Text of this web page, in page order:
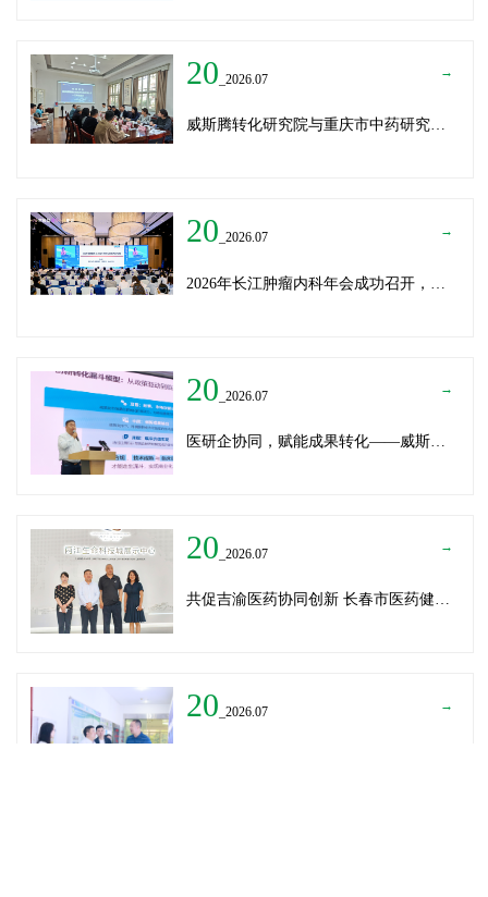
20 _2026.07 →
威斯腾转化研究院与重庆市中药研究院深化战略合作，共筑中医药产学研创新生态
20 _2026.07 →
20 _2026.07 →
20 _2026.07 →
共促吉渝医药协同创新 长春市医药健康局与威斯腾生物走访重庆两江生命科技城
20 _2026.07 →